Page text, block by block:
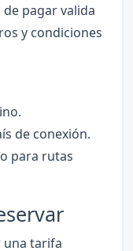
pagar valida
y condiciones
de conexión.
para rutas
una tarifa